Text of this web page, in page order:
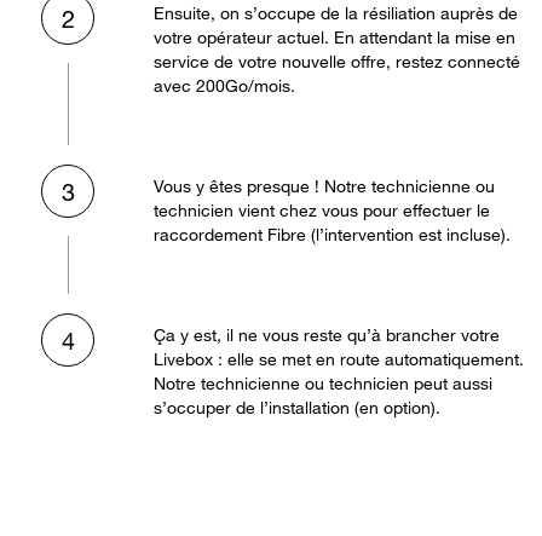
2
Ensuite, on s’occupe de la résiliation auprès de
votre opérateur actuel. En attendant la mise en
service de votre nouvelle offre, restez connecté
avec 200Go/mois.
3
Vous y êtes presque ! Notre technicienne ou
technicien vient chez vous pour effectuer le
raccordement Fibre (l’intervention est incluse).
4
Ça y est, il ne vous reste qu’à brancher votre
Livebox : elle se met en route automatiquement.
Notre technicienne ou technicien peut aussi
s’occuper de l’installation (en option).